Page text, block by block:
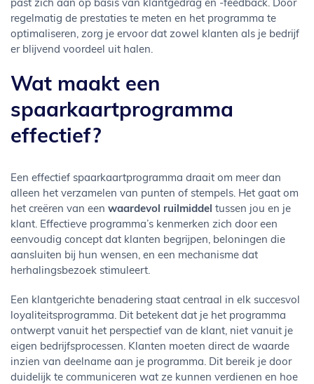
past zich aan op basis van klantgedrag en -feedback. Door
regelmatig de prestaties te meten en het programma te
optimaliseren, zorg je ervoor dat zowel klanten als je bedrijf
er blijvend voordeel uit halen.
Wat maakt een
spaarkaartprogramma
effectief?
Een effectief spaarkaartprogramma draait om meer dan
alleen het verzamelen van punten of stempels. Het gaat om
het creëren van een waardevol ruilmiddel tussen jou en je
klant. Effectieve programma’s kenmerken zich door een
eenvoudig concept dat klanten begrijpen, beloningen die
aansluiten bij hun wensen, en een mechanisme dat
herhalingsbezoek stimuleert.
Een klantgerichte benadering staat centraal in elk succesvol
loyaliteitsprogramma. Dit betekent dat je het programma
ontwerpt vanuit het perspectief van de klant, niet vanuit je
eigen bedrijfsprocessen. Klanten moeten direct de waarde
inzien van deelname aan je programma. Dit bereik je door
duidelijk te communiceren wat ze kunnen verdienen en hoe